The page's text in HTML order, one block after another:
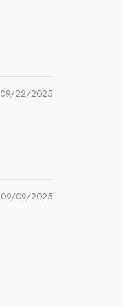
09/22/2025
09/09/2025